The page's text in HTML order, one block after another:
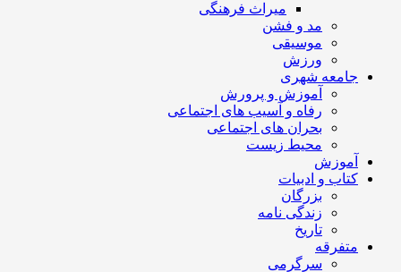
تهران
میراث فرهنگی
مد و فشن
موسیقی
ورزش
جامعه شهری
آموزش و پرورش
رفاه و آسیب های اجتماعی
بحران های اجتماعی
محیط زیست
آموزش
کتاب و ادبیات
بزرگان
زندگی نامه
تاریخ
متفرقه
سرگرمی